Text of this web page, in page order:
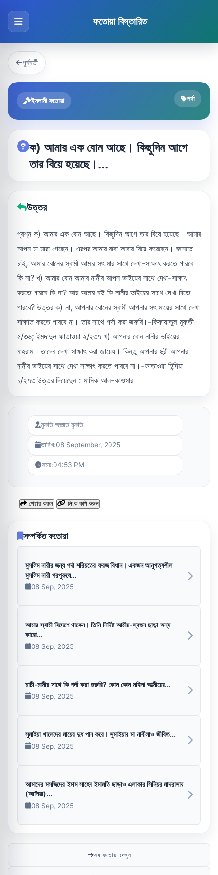
ফতোয়া বিস্তারিত
পূর্ববর্তী
ইসলামী ফতোয়া পর্দা
ক) আমার এক বোন আছে। কিছুদিন আগে
তার বিয়ে হয়েছে।...
উত্তর
প্রশ্ন ক) আমার এক বোন আছে। কিছুদিন আগে তার বিয়ে হয়েছে। আমার
আপন মা মারা গেছেন। এরপর আমার বাবা আবার বিয়ে করেছেন। জানতে
চাই, আমার বোনের স্বামী আমার সৎ মার সাথে দেখা-সাক্ষাৎ করতে পারবে
কি না? খ) আমার বোন আমার নানীর আপন ভাইয়ের সাথে দেখা-সাক্ষাৎ
করতে পারবে কি না? আর আমার বউ কি নানীর ভাইয়ের সাথে দেখা দিতে
পারবে? উত্তর ক) না, আপনার বোনের স্বামী আপনার সৎ মায়ের সাথে দেখা
সাক্ষাত করতে পারবে না। তার সাথে পর্দা করা জরুরি।-কিফায়াতুল মুফতী
৫/৩৬; ইমদাদুল ফাতাওয়া ২/২৩৭ খ) আপনার বোন নানীর ভাইয়ের
মাহরাম। তাদের দেখা সাক্ষাৎ করা জায়েয। কিন্তু আপনার স্ত্রী আপনার
নানীর ভাইয়ের সাথে দেখা সাক্ষাৎ করতে পারবে না।-ফাতাওয়া হিন্দিয়া
১/২৭৩ উত্তর দিয়েছেন : মাসিক আল-কাওসার
মুফতি:অজ্ঞাত মুফতি
তারিখ:08 September, 2025
সময়:04:53 PM
শেয়ার করুন লিংক কপি করুন
সম্পর্কিত ফতোয়া
মুসলিম নারীর জন্য পর্দা শরিয়তের ফরজ বিধান। একজন আনুগত্যশীল
মুসলিম নারী পরপুরুষে...
08 Sep, 2025
আমার স্বামী বিদেশে থাকেন। তিনি নির্দিষ্ট আত্মীয়-স্বজন ছাড়া অন্য
কারো...
08 Sep, 2025
চাচী-মামীর সাথে কি পর্দা করা জরুরি? কোন কোন মহিলা আত্মীয়ের...
08 Sep, 2025
সুমাইয়া খালেদের মায়ের দুধ পান করে। সুমাইয়ার মা নাবীলাও জীবিত...
08 Sep, 2025
আমাদের মসজিদের ইমাম সাহেব ইমামতি ছাড়াও এলাকার সিনিয়র মাদরাসায়
(আলিয়া)...
08 Sep, 2025
সব ফতোয়া দেখুন